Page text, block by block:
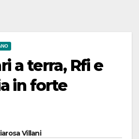
a terra, Rfi e
in forte
Villani